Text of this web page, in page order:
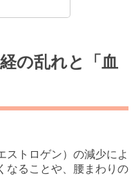
の乱れと「血
ストロゲン）の減少によ
なることや、腰まわりの